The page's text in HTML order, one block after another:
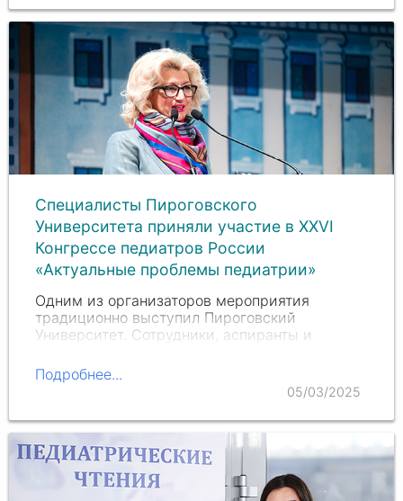
Специалисты Пироговского
Университета приняли участие в XXVI
Конгрессе педиатров России
«Актуальные проблемы педиатрии»
Одним из организаторов мероприятия
традиционно выступил Пироговский
Университет. Сотрудники, аспиранты и
педиатрии Института материнства и детства
(ИМД) во главе с заведующим кафедрой
Барановой…
Подробнее...
05/03/2025